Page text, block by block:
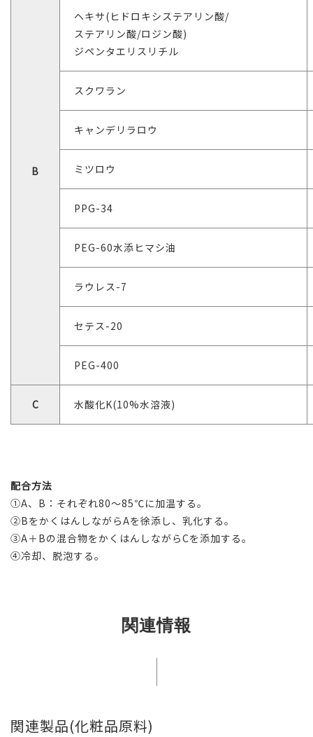
B
ヘキサ(ヒドロキシステアリン酸/
ステアリン酸/ロジン酸)
ジペンタエリスリチル
スクワラン
キャンデリラロウ
ミツロウ
PPG-34
PEG-60水添ヒマシ油
ラウレス-7
セテス-20
PEG-400
C 水酸化K(10%水溶液)
配合方法
①A、B：それぞれ80～85℃に加温する。
②BをかくはんしながらAを徐添し、乳化する。
③A＋Bの混合物をかくはんしながらCを添加する。
④冷却、脱泡する。
関連情報
関連製品(化粧品原料)